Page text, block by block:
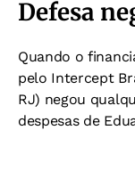
Defesa
Quando o
pelo Intercept
RJ) negou
despesas de